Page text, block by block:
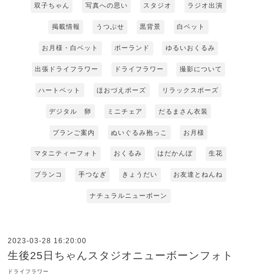
双子ちゃん 写真への思い スタジオ ラジオ出演
掲載情報 うつぶせ 黒背景 白ベット
お月様・白ベット ポーランド ゆるいおくるみ
出張ドライフラワー ドライフラワー 撮影について
ハートベット ほおづえポーズ リラックスポーズ
デジタル 卵 ミニチェア だるまさん衣装
プランご案内 ぬいぐるみ抱っこ お月様
マタニティーフォト おくるみ はだかんぼ 生花
ブランコ 手つなぎ きょうだい お友達とねんね
ナチュラルニューボーン
2023-03-28 16:20:00
生後25日ちゃんスタジオニューボーンフォト
ドライフラワー